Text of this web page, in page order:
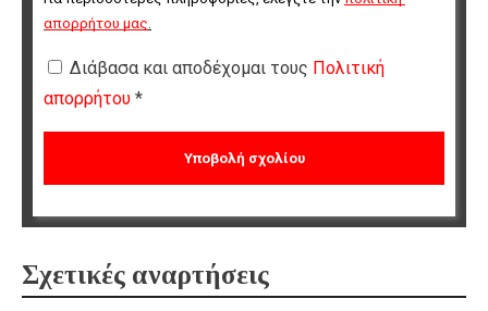
απορρήτου μας
Διάβασα και αποδέχομαι τους Πολιτική
απορρήτου *
Σχετικές αναρτήσεις